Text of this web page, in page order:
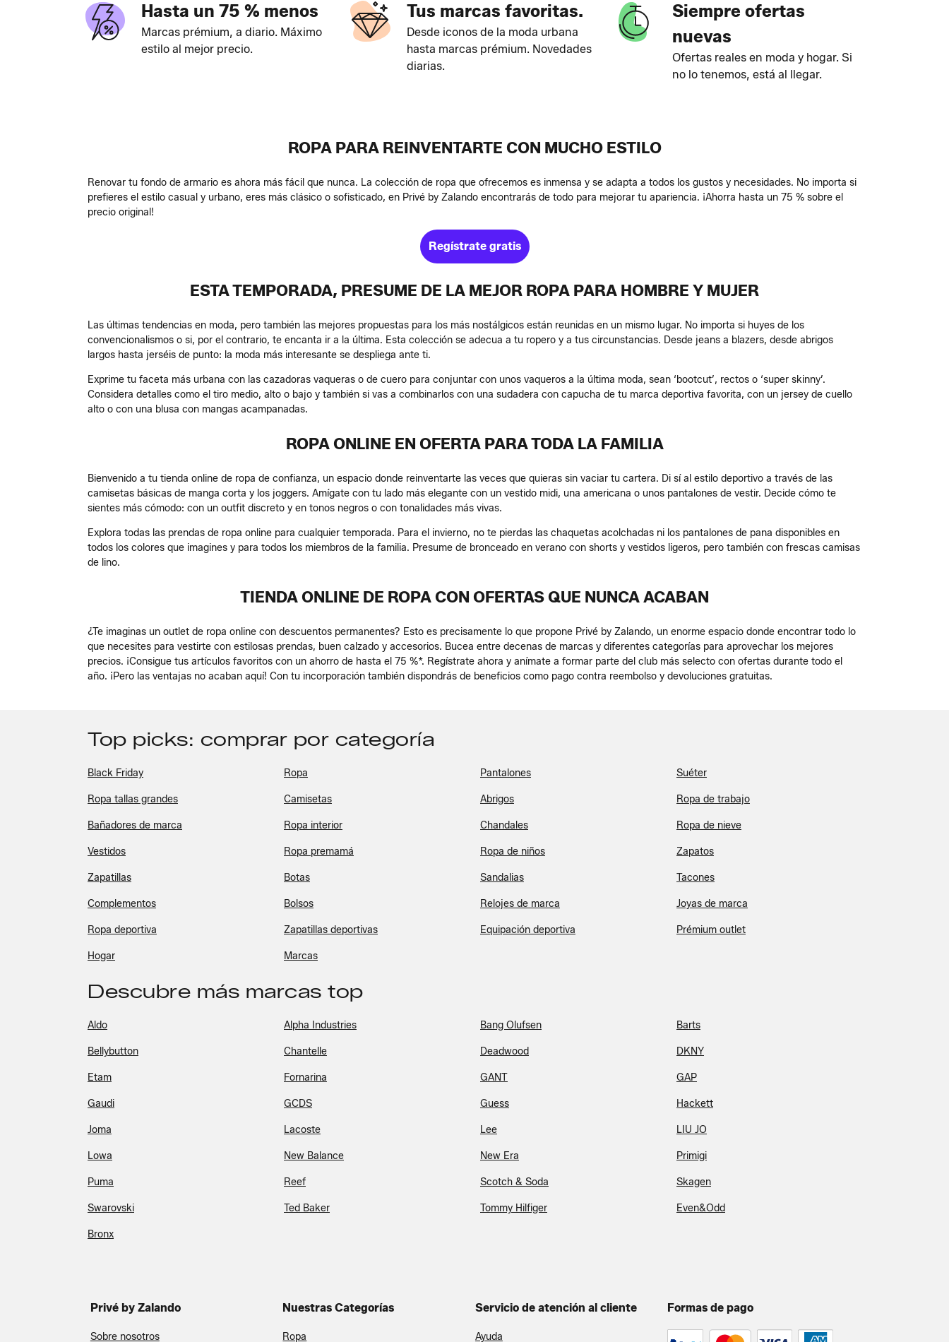
Hasta un 75 % menos
Marcas prémium, a diario. Máximo
estilo al mejor precio.
Tus marcas favoritas.
Desde iconos de la moda urbana
hasta marcas prémium. Novedades
diarias.
Siempre ofertas
nuevas
Ofertas reales en moda y hogar. Si
no lo tenemos, está al llegar.
ROPA PARA REINVENTARTE CON MUCHO ESTILO
Renovar tu fondo de armario es ahora más fácil que nunca. La colección de ropa que ofrecemos es inmensa y se adapta a todos los gustos y necesidades. No importa si
prefieres el estilo casual y urbano, eres más clásico o sofisticado, en Privé by Zalando encontrarás de todo para mejorar tu apariencia. ¡Ahorra hasta un 75 % sobre el
precio original!
Regístrate gratis
ESTA TEMPORADA, PRESUME DE LA MEJOR ROPA PARA HOMBRE Y MUJER
Las últimas tendencias en moda, pero también las mejores propuestas para los más nostálgicos están reunidas en un mismo lugar. No importa si huyes de los
convencionalismos o si, por el contrario, te encanta ir a la última. Esta colección se adecua a tu ropero y a tus circunstancias. Desde jeans a blazers, desde abrigos
largos hasta jerséis de punto: la moda más interesante se despliega ante ti.
Exprime tu faceta más urbana con las cazadoras vaqueras o de cuero para conjuntar con unos vaqueros a la última moda, sean ‘bootcut’, rectos o ‘super skinny’.
Considera detalles como el tiro medio, alto o bajo y también si vas a combinarlos con una sudadera con capucha de tu marca deportiva favorita, con un jersey de cuello
alto o con una blusa con mangas acampanadas.
ROPA ONLINE EN OFERTA PARA TODA LA FAMILIA
Bienvenido a tu tienda online de ropa de confianza, un espacio donde reinventarte las veces que quieras sin vaciar tu cartera. Di sí al estilo deportivo a través de las
camisetas básicas de manga corta y los joggers. Amígate con tu lado más elegante con un vestido midi, una americana o unos pantalones de vestir. Decide cómo te
sientes más cómodo: con un outfit discreto y en tonos negros o con tonalidades más vivas.
Explora todas las prendas de ropa online para cualquier temporada. Para el invierno, no te pierdas las chaquetas acolchadas ni los pantalones de pana disponibles en
todos los colores que imagines y para todos los miembros de la familia. Presume de bronceado en verano con shorts y vestidos ligeros, pero también con frescas camisas
de lino.
TIENDA ONLINE DE ROPA CON OFERTAS QUE NUNCA ACABAN
¿Te imaginas un outlet de ropa online con descuentos permanentes? Esto es precisamente lo que propone Privé by Zalando, un enorme espacio donde encontrar todo lo
que necesites para vestirte con estilosas prendas, buen calzado y accesorios. Bucea entre decenas de marcas y diferentes categorías para aprovechar los mejores
precios. ¡Consigue tus artículos favoritos con un ahorro de hasta el 75 %*. Regístrate ahora y anímate a formar parte del club más selecto con ofertas durante todo el
año. ¡Pero las ventajas no acaban aquí! Con tu incorporación también dispondrás de beneficios como pago contra reembolso y devoluciones gratuitas.
Top picks: comprar por categoría
Black Friday Ropa Pantalones Suéter
Ropa tallas grandes Camisetas Abrigos Ropa de trabajo
Bañadores de marca Ropa interior Chandales Ropa de nieve
Vestidos Ropa premamá Ropa de niños Zapatos
Zapatillas Botas Sandalias Tacones
Complementos Bolsos Relojes de marca Joyas de marca
Ropa deportiva Zapatillas deportivas Equipación deportiva Prémium outlet
Hogar Marcas
Descubre más marcas top
Aldo Alpha Industries Bang Olufsen Barts
Bellybutton Chantelle Deadwood DKNY
Etam Fornarina GANT GAP
Gaudi GCDS Guess Hackett
Joma Lacoste Lee LIU JO
Lowa New Balance New Era Primigi
Puma Reef Scotch & Soda Skagen
Swarovski Ted Baker Tommy Hilfiger Even&Odd
Bronx
Privé by Zalando
Sobre nosotros
Nuestras Categorías
Ropa
Servicio de atención al cliente
Ayuda
Formas de pago